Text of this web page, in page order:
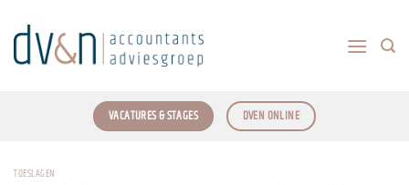
naar
inhoud
VACATURES & STAGES DVEN ONLINE
TOESLAGEN